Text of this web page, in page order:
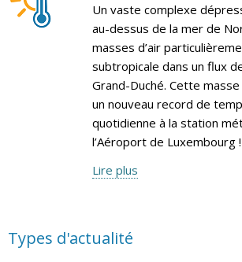
Un vaste complexe
au-dessus de la mer de
masses d’air
subtropicale dans un flux
Grand-Duché. Cette
un nouveau record de
quotidienne à la station
l’Aéroport de Luxembourg !
Lire plus
Types d'actualité